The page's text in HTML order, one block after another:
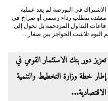
الاشتراك في البورصة لم يعد عملية
معقدة تتطلب رداء رسمي أو صراخ في
قاعات التداول المزدحمة بل تحول إلى
تلاشت الحواجز بين صغار...
تعزيز دور بنك الاستثمار القومي في
إطار خطة وزارة التخطيط والتنمية
الاقتصادية...